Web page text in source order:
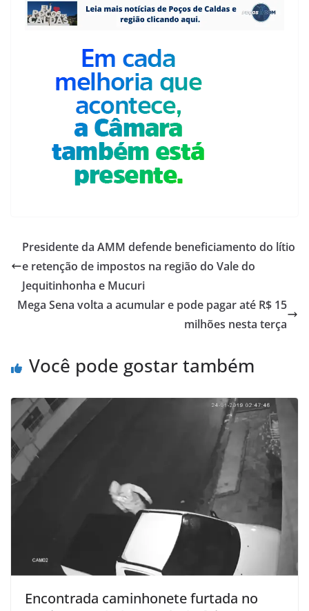
Presidente da AMM defende beneficiamento do lítio
e retenção de impostos na região do Vale do
Jequitinhonha e Mucuri
Mega Sena volta a acumular e pode pagar até R$ 15
milhões nesta terça
Você pode gostar também
Encontrada caminhonete furtada no